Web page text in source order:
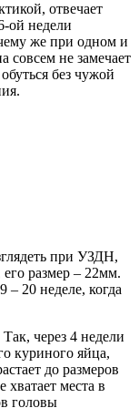
отвечает
ой недели
же при одном и
совсем не замечает
без чужой
при УЗДН,
размер – 22мм.
– 20 неделе, когда
через 4 недели
куриного яйца,
до размеров
места в
головы